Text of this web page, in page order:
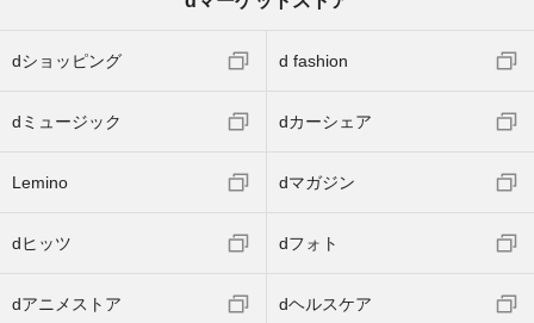
dショッピング d fashion
dミュージック dカーシェア
Lemino dマガジン
dヒッツ dフォト
dアニメストア dヘルスケア